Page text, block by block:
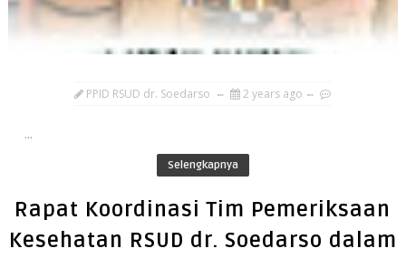
PPID RSUD dr. Soedarso 2 years ago
...
Selengkapnya
Rapat Koordinasi Tim Pemeriksaan
Kesehatan RSUD dr. Soedarso dalam